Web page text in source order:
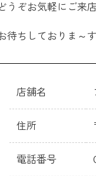
どうぞお気軽にご来
待ちしておりま～
店舗名
住所
電話番号